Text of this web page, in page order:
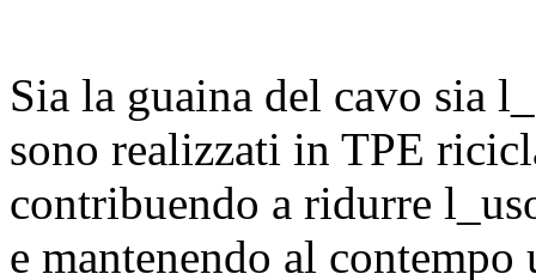
Sia la guaina del cavo sia
sono realizzati in TPE
contribuendo a ridurre
e mantenendo al